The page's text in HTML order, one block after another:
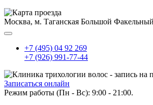
Москва, м. Таганская Большой Факельный
+7 (495) 04 92 269
+7 (926) 991-77-44
Записаться онлайн
Режим работы (Пн - Вс): 9:00 - 21:00.